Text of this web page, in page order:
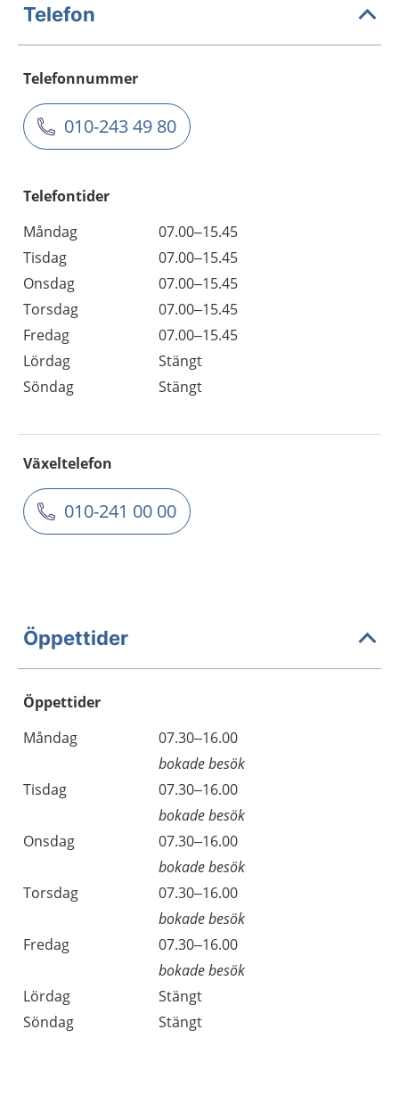
Telefon
Telefonnummer
010-243 49 80
Telefontider
Måndag
07.00–15.45
Tisdag
07.00–15.45
Onsdag
07.00–15.45
Torsdag
07.00–15.45
Fredag
07.00–15.45
Lördag
Stängt
Söndag
Stängt
Växeltelefon
010-241 00 00
Öppettider
Öppettider
Dag
Öppettider
Kommentarer
Måndag
07.30–16.00
bokade besök
Tisdag
07.30–16.00
bokade besök
Onsdag
07.30–16.00
bokade besök
Torsdag
07.30–16.00
bokade besök
Fredag
07.30–16.00
bokade besök
Lördag
Stängt
Söndag
Stängt